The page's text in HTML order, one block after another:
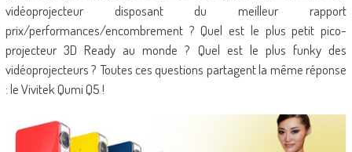
vidéoprojecteur disposant du meilleur rapport
prix/performances/encombrement ? Quel est le plus petit pico-
projecteur 3D Ready au monde ? Quel est le plus funky des
vidéoprojecteurs ? Toutes ces questions partagent la même réponse
: le Vivitek Qumi Q5 !